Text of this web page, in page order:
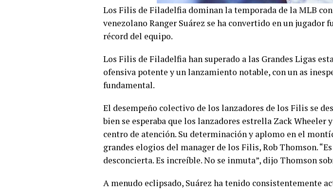
Los Filis de Filadelfia dominan la temporada de la MLB
venezolano Ranger Suárez se ha convertido en un
récord del equipo.
Los Filis de Filadelfia han superado a las Grandes Ligas
ofensiva potente y un lanzamiento notable, con un as
fundamental.
El desempeño colectivo de los lanzadores de los Filis se
bien se esperaba que los lanzadores estrella Zack
centro de atención. Su determinación y aplomo en el
grandes elogios del manager de los Filis, Rob Thomson.
desconcierta. Es increíble. No se inmuta”, dijo Thomson
A menudo eclipsado, Suárez ha tenido consistentemente